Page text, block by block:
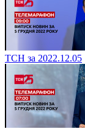
ТСН за 2022.12.05